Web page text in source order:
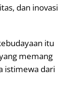
dan inovasi
itu
memang
istimewa dari